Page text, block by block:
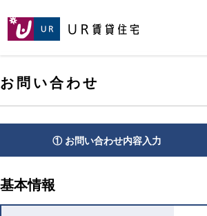
[こ
ヘ
ッ
ダ
お問い合わせ
[こ
か
文
す。]
か
イ
コ
ツ
す。]
① お問い合わせ内容入力
基本情報
ペ
先
頭
へ